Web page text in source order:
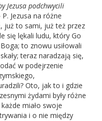
Jezusa podchwycili
Jezusa na różne
już to sami, już też przez
się lękali ludu, który Go
to znowu usiłowali
teraz naradzają się,
w podejrzenie
Oto, jak to i gdzie
żydami były różne
miało swoje
i o nie między